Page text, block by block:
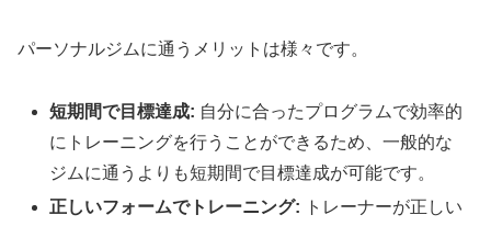
パーソナルジムに通うメリットは様々です。
短期間で目標達成: 自分に合ったプログラムで効率的
にトレーニングを行うことができるため、一般的な
ジムに通うよりも短期間で目標達成が可能です。
正しいフォームでトレーニング: トレーナーが正しい